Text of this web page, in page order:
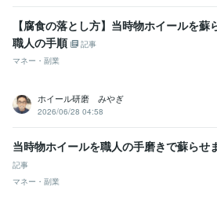
【腐食の落とし方】当時物ホイールを蘇
職人の手順
記事
マネー・副業
ホイール研磨 みやぎ
2026/06/28 04:58
当時物ホイールを職人の手磨きで蘇らせ
記事
マネー・副業